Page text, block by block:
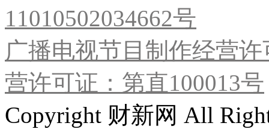
11010502034662号
广播电视节目制作经营
营许可证：第直100013号
Copyright 财新网 All